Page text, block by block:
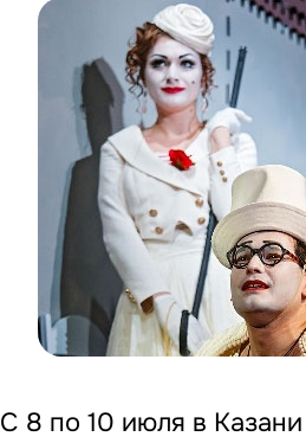
С 8 по 10 июля в Казани